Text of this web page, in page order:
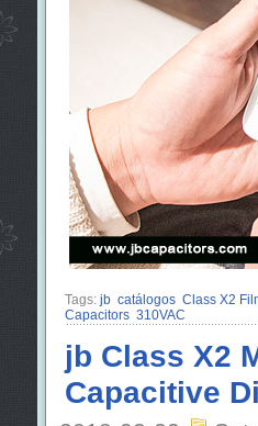
Tags: jb catálogos Class X2
Capacitors 310VAC
jb Class X2
Capacitive